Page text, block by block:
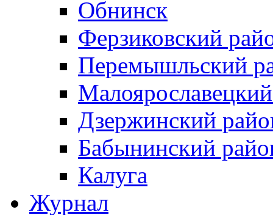
Обнинск
Ферзиковский
Перемышльский
Дзержинский
Бабынинский
Калуга
Журнал